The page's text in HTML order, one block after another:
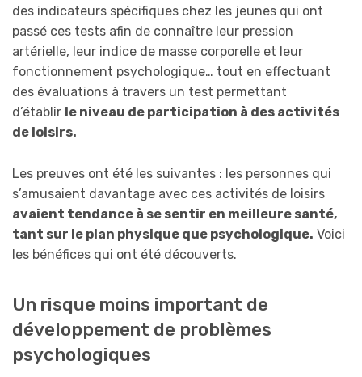
des indicateurs spécifiques chez les jeunes qui ont
passé ces tests afin de connaître leur pression
artérielle, leur indice de masse corporelle et leur
fonctionnement psychologique… tout en effectuant
des évaluations à travers un test permettant
d’établir le niveau de participation à des activités
de loisirs.
Les preuves ont été les suivantes : les personnes qui
s’amusaient davantage avec ces activités de loisirs
avaient tendance à se sentir en meilleure santé,
tant sur le plan physique que psychologique. Voici
les bénéfices qui ont été découverts.
Un risque moins important de
développement de problèmes
psychologiques